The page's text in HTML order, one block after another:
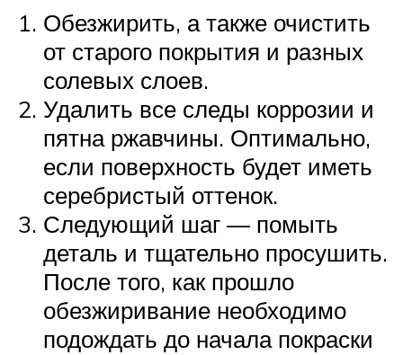
Обезжирить, а также очистить
от старого покрытия и разных
солевых слоев.
Удалить все следы коррозии и
пятна ржавчины. Оптимально,
если поверхность будет иметь
серебристый оттенок.
Следующий шаг — помыть
деталь и тщательно просушить.
После того, как прошло
обезжиривание необходимо
подождать до начала покраски